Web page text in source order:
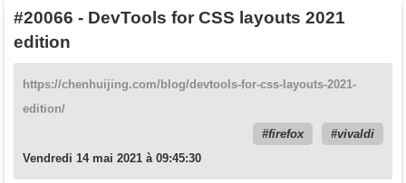
#20066 - DevTools for CSS layouts 2021
edition
https://chenhuijing.com/blog/devtools-for-css-layouts-2021-
edition/
firefox
vivaldi
Vendredi 14 mai 2021 à 09:45:30